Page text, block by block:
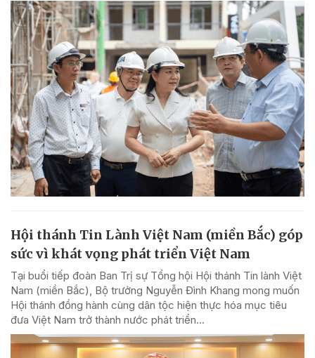
Hội thánh Tin Lành Việt Nam (miền Bắc) góp
sức vì khát vọng phát triển Việt Nam
Tại buổi tiếp đoàn Ban Trị sự Tổng hội Hội thánh Tin lành Việt
Nam (miền Bắc), Bộ trưởng Nguyễn Đình Khang mong muốn
Hội thánh đồng hành cùng dân tộc hiện thực hóa mục tiêu
đưa Việt Nam trở thành nước phát triển...